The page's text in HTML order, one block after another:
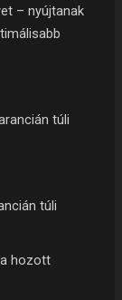
– nyújtanak
túli
túli
hozott